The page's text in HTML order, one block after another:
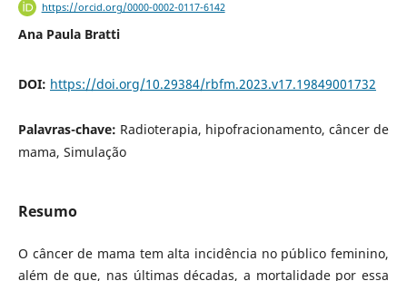
https://orcid.org/0000-0002-0117-6142
Ana Paula Bratti
DOI: https://doi.org/10.29384/rbfm.2023.v17.19849001732
Palavras-chave: Radioterapia, hipofracionamento, câncer de
mama, Simulação
Resumo
O câncer de mama tem alta incidência no público feminino,
além de que, nas últimas décadas, a mortalidade por essa